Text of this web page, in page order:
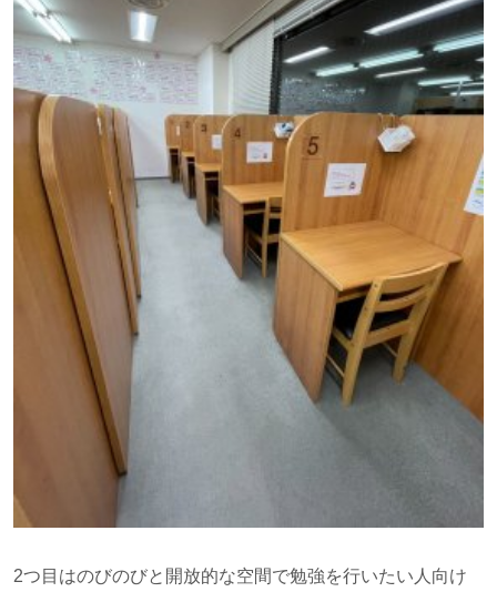
2つ目はのびのびと開放的な空間で勉強を行いたい人向け